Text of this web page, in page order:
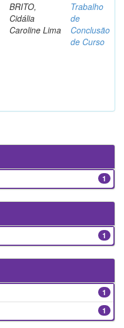
BRITO,
Cidália
Caroline Lima
Trabalho
de
Conclusão
de Curso
1
1
1
1